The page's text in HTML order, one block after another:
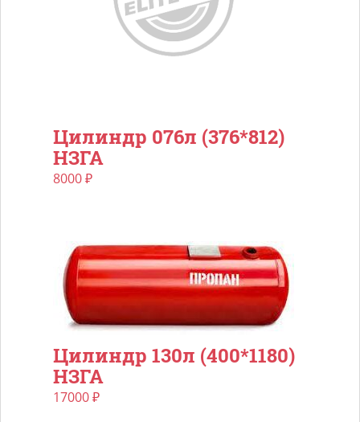
Цилиндр 076л (376*812)
НЗГА
8000₽
Цилиндр 130л (400*1180)
НЗГА
17000₽